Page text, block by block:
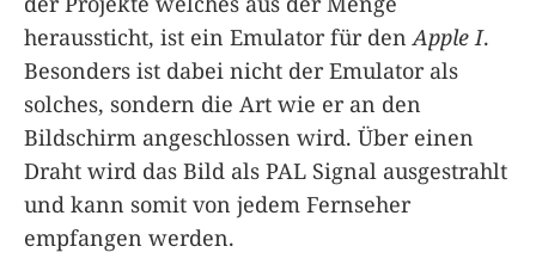
heraussticht, ist ein Emulator für den Apple I.
Besonders ist dabei nicht der Emulator als
solches, sondern die Art wie er an den
Bildschirm angeschlossen wird. Über einen
Draht wird das Bild als PAL Signal ausgestrahlt
und kann somit von jedem Fernseher
empfangen werden.